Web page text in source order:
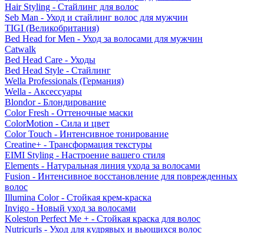
Hair Styling - Стайлинг для волос
Seb Man - Уход и стайлинг волос для мужчин
TIGI (Великобритания)
Bed Head for Men - Уход за волосами для мужчин
Catwalk
Bed Head Care - Уходы
Bed Head Style - Стайлинг
Wella Professionals (Германия)
Wella - Аксессуары
Blondor - Блондирование
Color Fresh - Оттеночные маски
ColorMotion - Сила и цвет
Color Touch - Интенсивное тонирование
Creatine+ - Трансформация текстуры
EIMI Styling - Настроение вашего стиля
Elements - Натуральная линия ухода за волосами
Fusion - Интенсивное восстановление для поврежденных
волос
Illumina Color - Стойкая крем-краска
Invigo - Новый уход за волосами
Koleston Perfect Me + - Стойкая краска для волос
Nutricurls - Уход для кудрявых и вьющихся волос